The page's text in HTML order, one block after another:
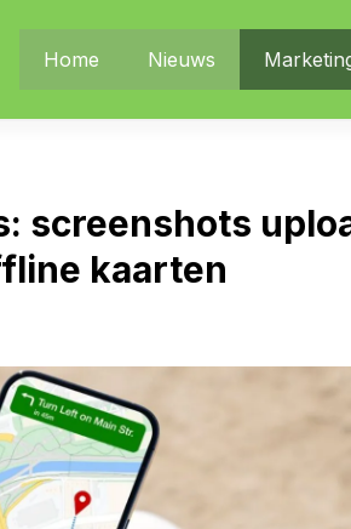
Home Nieuws
screenshots
kaarten